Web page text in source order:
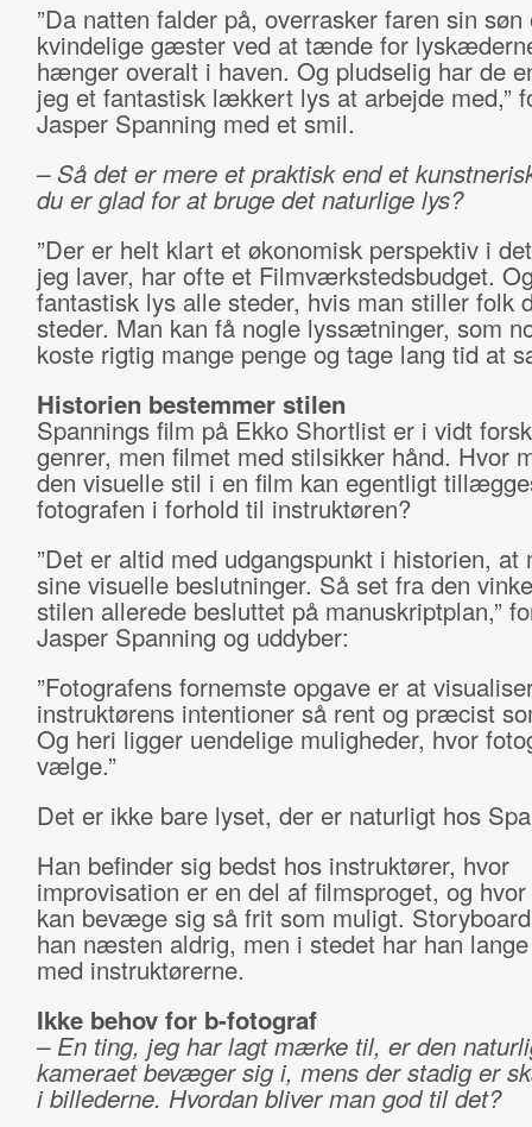
”Da natten falder på, overrasker faren sin søn
kvindelige gæster ved at tænde for
hænger overalt i haven. Og pludselig har de
jeg et fantastisk lækkert lys at arbejde med,”
Jasper Spanning med et smil.
– Så det er mere et praktisk end et
du er glad for at bruge det naturlige lys?
”Der er helt klart et økonomisk perspektiv i
jeg laver, har ofte et Filmværkstedsbudget.
fantastisk lys alle steder, hvis man stiller folk
steder. Man kan få nogle lyssætninger, som
koste rigtig mange penge og tage lang tid at
Historien bestemmer stilen
Spannings film på Ekko Shortlist er i vidt
genrer, men filmet med stilsikker hånd. Hvor
den visuelle stil i en film kan egentligt
fotografen i forhold til instruktøren?
”Det er altid med udgangspunkt i historien, at
sine visuelle beslutninger. Så set fra den
stilen allerede besluttet på manuskriptplan,”
Jasper Spanning og uddyber:
”Fotografens fornemste opgave er at
instruktørens intentioner så rent og præcist
Og heri ligger uendelige muligheder, hvor
vælge.”
Det er ikke bare lyset, der er naturligt hos
Han befinder sig bedst hos instruktører, hvor
improvisation er en del af filmsproget, og
kan bevæge sig så frit som muligt.
han næsten aldrig, men i stedet har han
med instruktørerne.
Ikke behov for b-fotograf
– En ting, jeg har lagt mærke til, er den
kameraet bevæger sig i, mens der stadig er
i billederne. Hvordan bliver man god til det?